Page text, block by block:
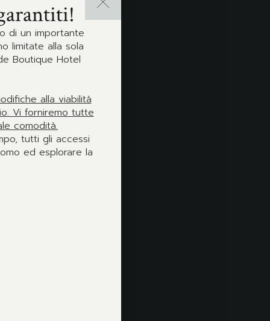
di un importante
limitate alla sola
Boutique Hotel
alla viabilità
Vi forniremo tutte
comodità.
tutti gli accessi
ed esplorare la